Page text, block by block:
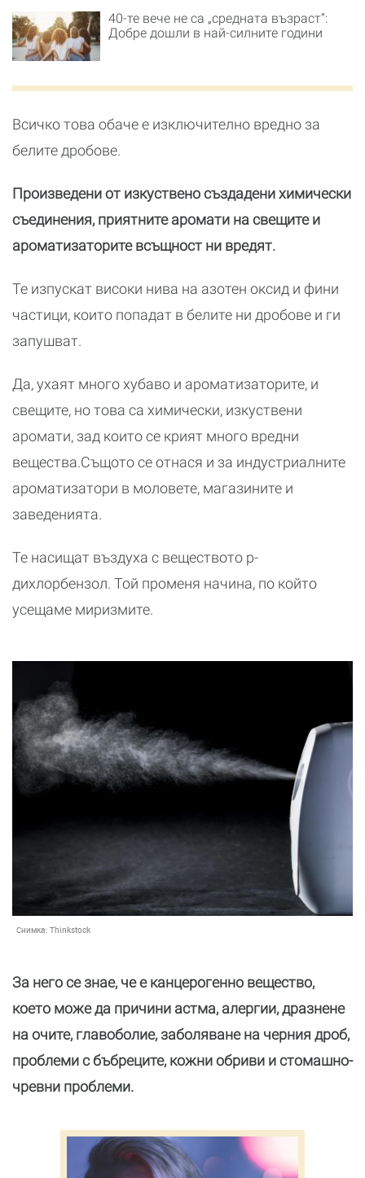
40-те вече не са „средната възраст“:
Добре дошли в най-силните години
Всичко това обаче е изключително вредно за
белите дробове.
Произведени от изкуствено създадени химически
съединения, приятните аромати на свещите и
ароматизаторите всъщност ни вредят.
Те изпускат високи нива на азотен оксид и фини
частици, които попадат в белите ни дробове и ги
запушват.
Да, ухаят много хубаво и ароматизаторите, и
свещите, но това са химически, изкуствени
аромати, зад които се крият много вредни
вещества.Същото се отнася и за индустриалните
ароматизатори в моловете, магазините и
заведенията.
Те насищат въздуха с веществото р-
дихлорбензол. Той променя начина, по който
усещаме миризмите.
Снимка: Thinkstock
За него се знае, че е канцерогенно вещество,
което може да причини астма, алергии, дразнене
на очите, главоболие, заболяване на черния дроб,
проблеми с бъбреците, кожни обриви и стомашно-
чревни проблеми.